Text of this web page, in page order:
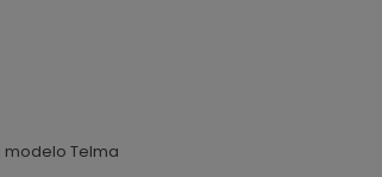
Telma